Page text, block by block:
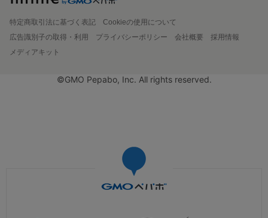
特定商取引法に基づく表記
Cookieの使用について
広告識別子の取得・利用
プライバシーポリシー 会社概要
採用情報
メディアキット
©GMO Pepabo, Inc. All rights reserved.